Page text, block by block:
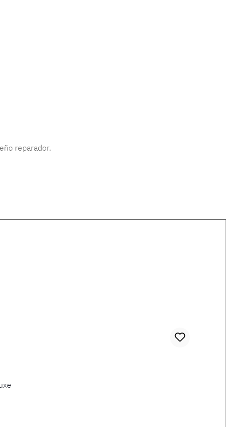
reparador.